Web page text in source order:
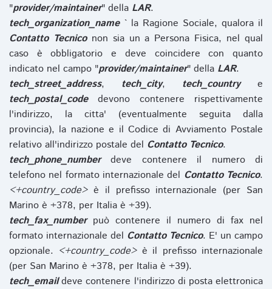
"provider/maintainer" della LAR.
tech_organization_name` la Ragione Sociale, qualora il
Contatto Tecniconon sia un a Persona Fisica, nel qual
caso è obbligatorio e deve coincidere con quanto
indicato nel campo "provider/maintainer" della LAR.
tech_street_address, tech_city, tech_countrye
tech_postal_codedevono contenere rispettivamente
l'indirizzo, la citta' (eventualmente seguita dalla
provincia), la nazione e il Codice di Avviamento Postale
relativo all'indirizzo postale del Contatto Tecnico.
tech_phone_numberdeve contenere il numero di
telefono nel formato internazionale del Contatto Tecnico.
<+country_code>è il prefisso internazionale (per San
Marino è +378, per Italia è +39).
tech_fax_numberpuò contenere il numero di fax nel
formato internazionale del Contatto Tecnico. E' un campo
opzionale. <+country_code>è il prefisso internazionale
(per San Marino è +378, per Italia è +39).
tech_emaildeve contenere l'indirizzo di posta elettronica